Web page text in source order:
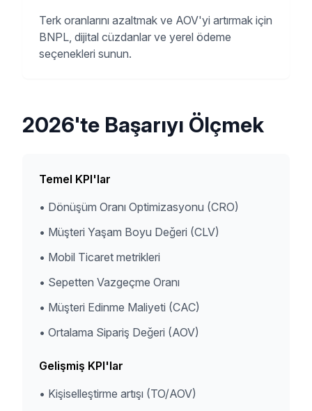
Terk oranlarını azaltmak ve AOV'yi artırmak için
BNPL, dijital cüzdanlar ve yerel ödeme
seçenekleri sunun.
2026'te Başarıyı Ölçmek
Temel KPI'lar
• Dönüşüm Oranı Optimizasyonu (CRO)
• Müşteri Yaşam Boyu Değeri (CLV)
• Mobil Ticaret metrikleri
• Sepetten Vazgeçme Oranı
• Müşteri Edinme Maliyeti (CAC)
• Ortalama Sipariş Değeri (AOV)
Gelişmiş KPI'lar
• Kişiselleştirme artışı (TO/AOV)